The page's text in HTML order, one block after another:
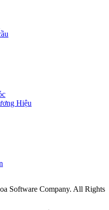
Hiệu
Software Company. All Rights